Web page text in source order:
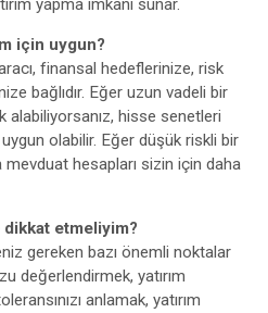
yapma imkanı sunar.
için uygun?
finansal hedeflerinize, risk
bağlıdır. Eğer uzun vadeli bir
alabiliyorsanız, hisse senetleri
olabilir. Eğer düşük riskli bir
mevduat hesapları sizin için daha
dikkat etmeliyim?
gereken bazı önemli noktalar
değerlendirmek, yatırım
anlamak, yatırım